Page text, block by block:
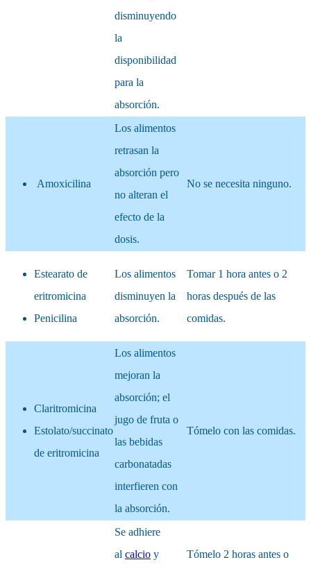
disminuyendo
la
disponibilidad
para la
absorción.
Amoxicilina
Los alimentos
retrasan la
absorción pero
no alteran el
efecto de la
dosis.
No se necesita ninguno.
Estearato de
eritromicina
Penicilina
Los alimentos
disminuyen la
absorción.
Tomar 1 hora antes o 2
horas después de las
comidas.
Claritromicina
Estolato/succinato
de eritromicina
Los alimentos
mejoran la
absorción; el
jugo de fruta o
las bebidas
carbonatadas
interfieren con
la absorción.
Tómelo con las comidas.
Se adhiere
al calcio y
Tómelo 2 horas antes o